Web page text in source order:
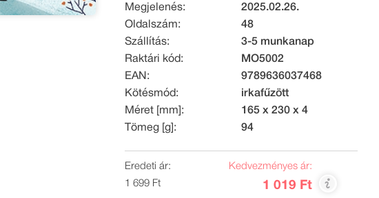
Megjelenés:
2025.02.26.
Oldalszám:
48
Szállítás:
3-5 munkanap
Raktári kód:
MO5002
EAN:
9789636037468
Kötésmód:
irkafűzött
Méret [mm]:
165 x 230 x 4
Tömeg [g]:
94
Eredeti ár:
1 699 Ft
Kedvezményes ár:
1 019 Ft